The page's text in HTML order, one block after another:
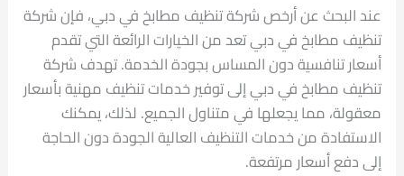
عند البحث عن أرخص شركة تنظيف مطابخ في دبي، فإن شركة
تنظيف مطابخ في دبي تعد من الخيارات الرائعة التي تقدم
أسعار تنافسية دون المساس بجودة الخدمة. تهدف شركة
تنظيف مطابخ في دبي إلى توفير خدمات تنظيف مهنية بأسعار
معقولة، مما يجعلها في متناول الجميع. لذلك، يمكنك
الاستفادة من خدمات التنظيف العالية الجودة دون الحاجة
إلى دفع أسعار مرتفعة.